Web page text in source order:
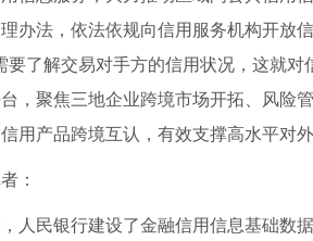
办法，依法依规向信用服务机构开放
要了解交易对手方的信用状况，这就
，聚焦三地企业跨境市场开拓、风险
用产品跨境互认，有效支撑高水平对
：
民银行建设了金融信用信息基础数据